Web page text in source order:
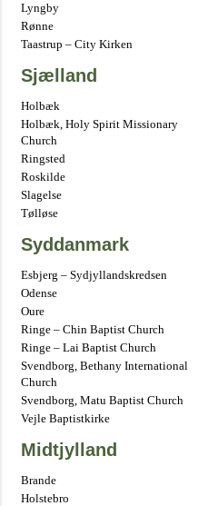
Lyngby
Rønne
Taastrup – City Kirken
Sjælland
Holbæk
Holbæk, Holy Spirit Missionary
Church
Ringsted
Roskilde
Slagelse
Tølløse
Syddanmark
Esbjerg – Sydjyllandskredsen
Odense
Oure
Ringe – Chin Baptist Church
Ringe – Lai Baptist Church
Svendborg, Bethany International
Church
Svendborg, Matu Baptist Church
Vejle Baptistkirke
Midtjylland
Brande
Holstebro